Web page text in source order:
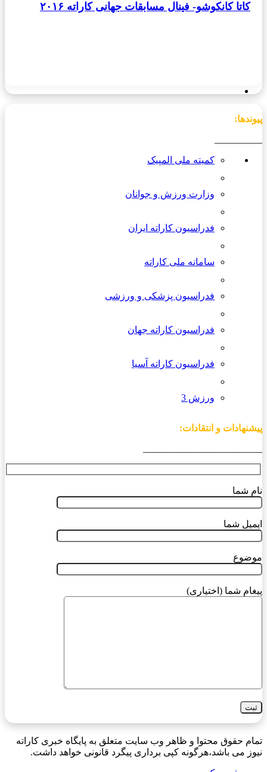
کاتا کانکوشو- فینال مسابقات جهانی کاراته ۲۰۱۶
پیوندها:
کمیته ملی المپیک
وزارت ورزش و جوانان
فدراسیون کاراته ایران
سامانه ملی کاراته
فدراسیون پزشکی و ورزشی
فدراسیون کاراته جهان
فدراسیون کاراته آسیا
ورزش 3
پیشنهادات و انتقادات:
نام شما
ایمیل شما
موضوع
پیغام شما (اختیاری)
تمام حقوق محتوا و ظاهر وب سایت متعلق به پایگاه خبری کاراته
نیوز می باشد،هرگونه کپی برداری پیگرد قانونی خواهد داشت.